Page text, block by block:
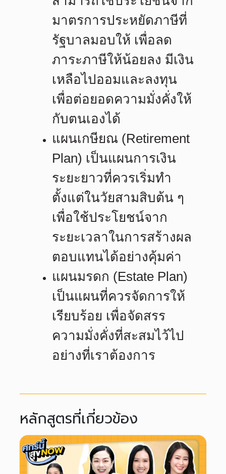
มาตรการประหยัดภาษีที่
รัฐบาลมอบให้ เพื่อลด
ภาระภาษีให้น้อยลง มีเงิน
เหลือไปออมและลงทุน
เพื่อต่อยอดความมั่งคั่งให้
กับตนเองได้
แผนเกษียณ (Retirement
Plan) เป็นแผนการเงิน
ระยะยาวที่ควรเริ่มทำ
ตั้งแต่ในวัยสามสิบต้น ๆ
เพื่อใช้ประโยชน์จาก
ระยะเวลาในการสร้างผล
ตอบแทนได้อย่างคุ้มค่า
แผนมรดก (Estate Plan)
เป็นแผนที่ควรจัดการให้
เรียบร้อย เพื่อจัดสรร
ความมั่งคั่งที่สะสมไว้ไป
อย่างที่เราต้องการ
หลักสูตรที่เกี่ยวข้อง